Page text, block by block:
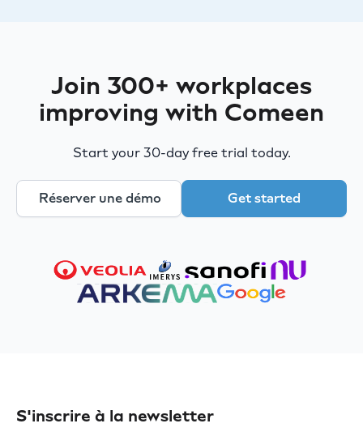
Join 300+ workplaces
improving with Comeen
Start your 30-day free trial today.
Réserver une démo Get started
S'inscrire à la newsletter